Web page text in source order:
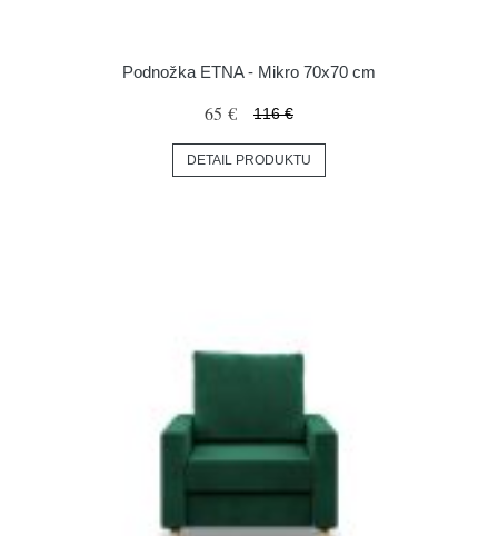
Podnožka ETNA - Mikro 70x70 cm
65 € 116 €
DETAIL PRODUKTU